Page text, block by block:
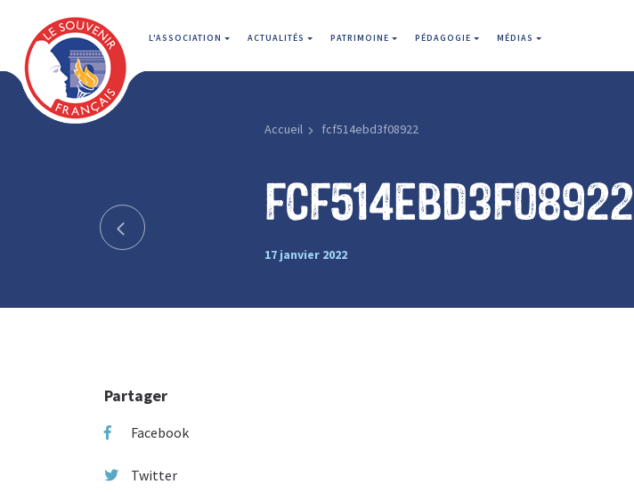
L'ASSOCIATION ACTUALITÉS PATRIMOINE PÉDAGOGIE MÉDIAS
Accueil fcf514ebd3f08922
fcf514ebd3f08922
17 janvier 2022
Partager
Facebook
Twitter